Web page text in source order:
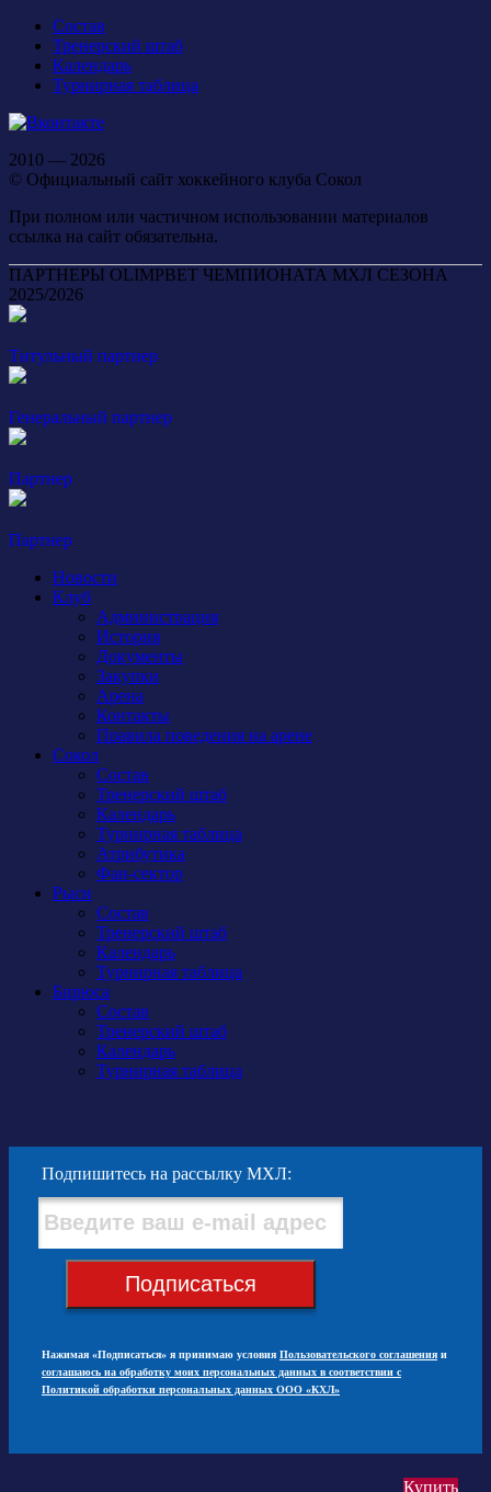
Купить
Состав
Тренерский штаб
Календарь
Турнирная таблица
2010 — 2026
© Официальный сайт хоккейного клуба Сокол
При полном или частичном использовании материалов
ссылка на сайт обязательна.
ПАРТНЕРЫ OLIMPBET ЧЕМПИОНАТА МХЛ СЕЗОНА
2025/2026
Титульный партнер
Генеральный партнер
Партнер
Партнер
Новости
Клуб
Администрация
История
Документы
Закупки
Арена
Контакты
Правила поведения на арене
Сокол
Состав
Тренерский штаб
Календарь
Турнирная таблица
Атрибутика
Фан-сектор
Рыси
Состав
Тренерский штаб
Календарь
Турнирная таблица
Бирюса
Состав
Тренерский штаб
Календарь
Турнирная таблица
Подпишитесь на рассылку МХЛ:
Подписаться
Нажимая «Подписаться» я принимаю условия Пользовательского соглашения и
соглашаюсь на обработку моих персональных данных в соответствии с
Политикой обработки персональных данных ООО «КХЛ»